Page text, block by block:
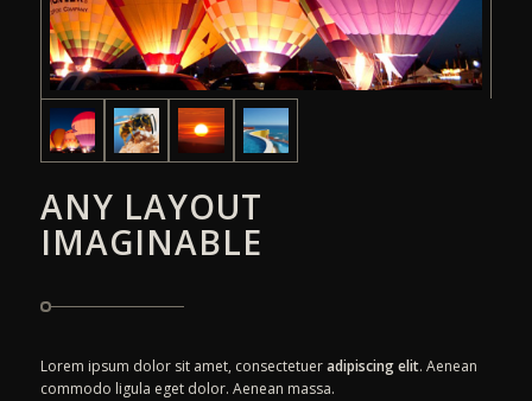
ANY LAYOUT
IMAGINABLE
Lorem ipsum dolor sit amet, consectetueradipiscing elit. Aenean
commodo ligula eget dolor. Aenean massa.